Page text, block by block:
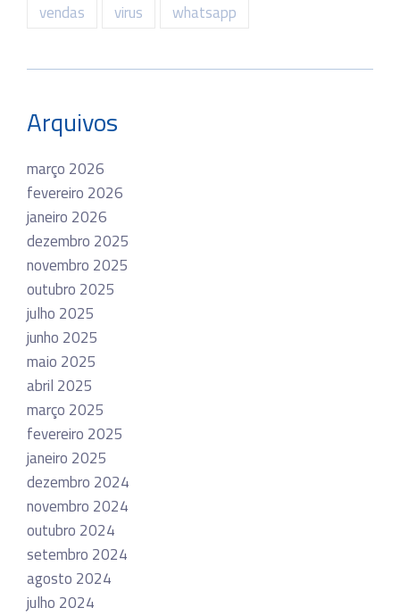
vendas
virus whatsapp
Arquivos
março 2026
fevereiro 2026
janeiro 2026
dezembro 2025
novembro 2025
outubro 2025
julho 2025
junho 2025
maio 2025
abril 2025
março 2025
fevereiro 2025
janeiro 2025
dezembro 2024
novembro 2024
outubro 2024
setembro 2024
agosto 2024
julho 2024